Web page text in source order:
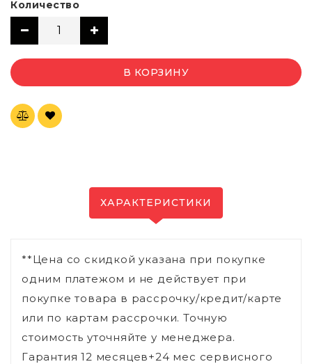
Количество
В КОРЗИНУ
ХАРАКТЕРИСТИКИ
**Цена со скидкой указана при покупке
одним платежом и не действует при
покупке товара в рассрочку/кредит/карте
или по картам рассрочки. Точную
стоимость уточняйте у менеджера.
Гарантия 12 месяцев+24 мес сервисного